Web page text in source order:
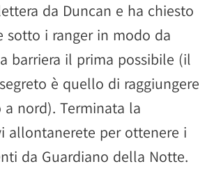
da Duncan e ha chiesto
sotto i ranger in modo da
barriera il prima possibile (il
è quello di raggiungere
a nord). Terminata la
allontanerete per ottenere i
da Guardiano della Notte.